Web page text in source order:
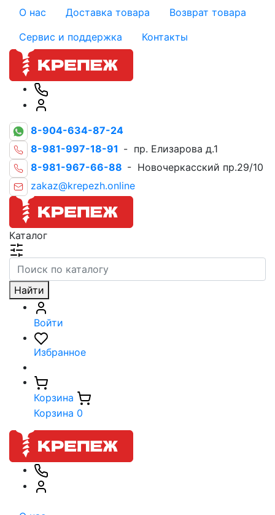
О нас Доставка товара
Возврат товара
Сервис и поддержка
Контакты
8-904-634-87-24
8-981-997-18-91 - пр. Елизарова д.1
8-981-967-66-88 - Новочеркасский пр.29/10
zakaz@krepezh.online
Каталог
Найти
Войти
Избранное
Корзина
Корзина 0